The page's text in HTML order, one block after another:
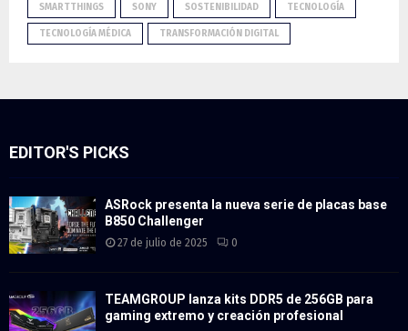
SMARTTHINGS SONY SOSTENIBILIDAD TECNOLOGÍA
TECNOLOGÍA MÉDICA TRANSFORMACIÓN DIGITAL
EDITOR'S PICKS
ASRock presenta la nueva serie de placas base
B850 Challenger
27 de julio de 2025 0
TEAMGROUP lanza kits DDR5 de 256GB para
gaming extremo y creación profesional